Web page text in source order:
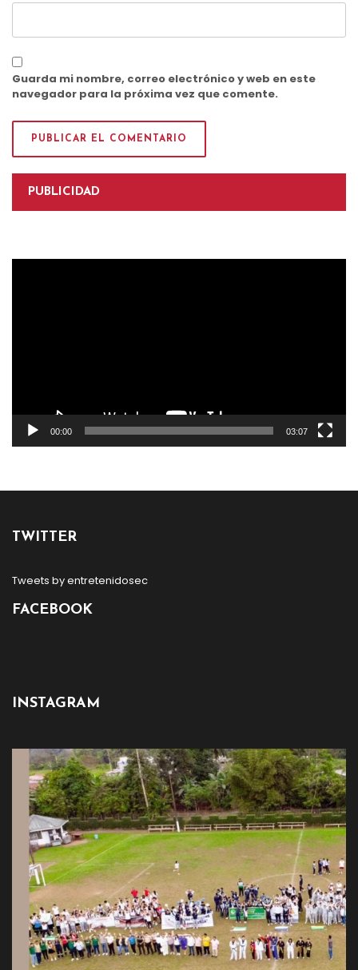
Guarda mi nombre, correo electrónico y web en este
navegador para la próxima vez que comente.
PUBLICIDAD
00:00 03:07
TWITTER
Tweets by entretenidosec
FACEBOOK
INSTAGRAM